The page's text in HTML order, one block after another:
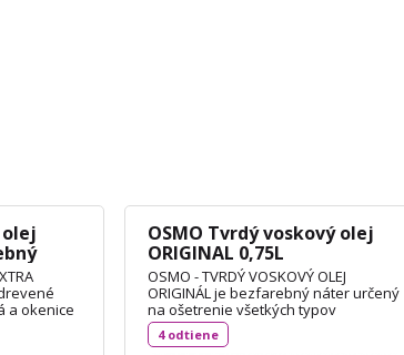
olej
a okenice
fasády,
OSMO Tvrdý voskový olej
ORIGINAL 0,75L
OSMO - TVRDÝ VOSKOVÝ OLEJ
ORIGINÁL je bezfarebný náter určený
na ošetrenie všetkých typov
drevených podláh, dosiek OSB podľa
DIN 18356 a nábytku. Je vhodný aj na
4 odtiene